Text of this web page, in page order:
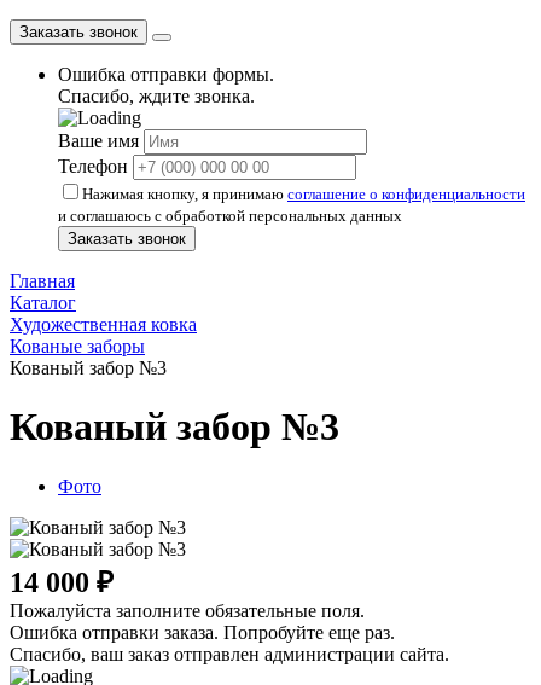
Заказать звонок
Ошибка отправки формы.
Спасибо, ждите звонка.
Ваше имя
Телефон
Нажимая кнопку, я принимаю соглашение о конфиденциальности
и соглашаюсь с обработкой персональных данных
Заказать звонок
Главная
Каталог
Художественная ковка
Кованые заборы
Кованый забор №3
Кованый забор №3
Фото
14 000 ₽
Пожалуйста заполните обязательные поля.
Ошибка отправки заказа. Попробуйте еще раз.
Спасибо, ваш заказ отправлен администрации сайта.